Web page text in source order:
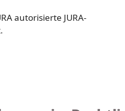
autorisierte JURA-